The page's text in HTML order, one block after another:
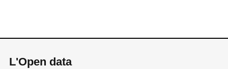
L'Open data